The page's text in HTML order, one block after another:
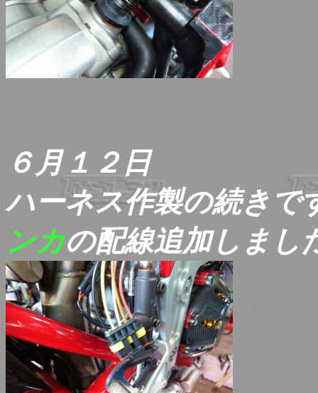
６月１２日
ハーネス作製の続きで
ンカの配線追加しまし